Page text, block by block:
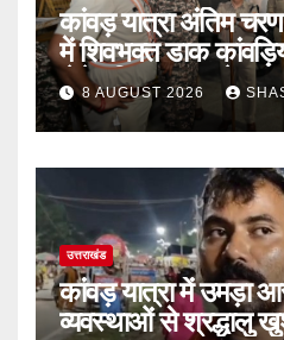
कांवड़ यात्रा अंतिम
में शिवभक्त डाक
लेने हरिद्वार पहुंच रहे
8 AUGUST 2026
उत्तराखंड
कांवड़ यात्रा में उमड़ा
व्यवस्थाओं से श्रद्धालु